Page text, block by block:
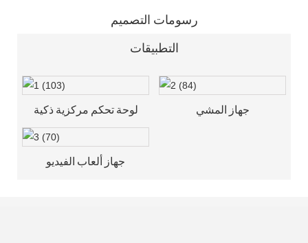
رسومات التصميم
التطبيقات
لوحة تحكم مركزية ذكية جهاز المشي
جهاز ألعاب الفيديو